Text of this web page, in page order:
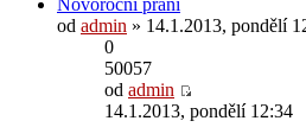
Novoroční přání
od admin » 14.1.2013, pondělí
0
50057
od admin
14.1.2013, pondělí 12:34